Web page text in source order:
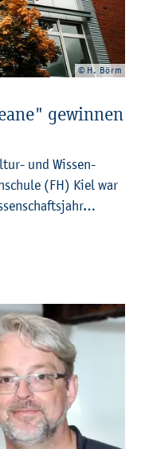
© H. Börm
ge­win­nen
und Wis­sen­
(FH) Kiel war